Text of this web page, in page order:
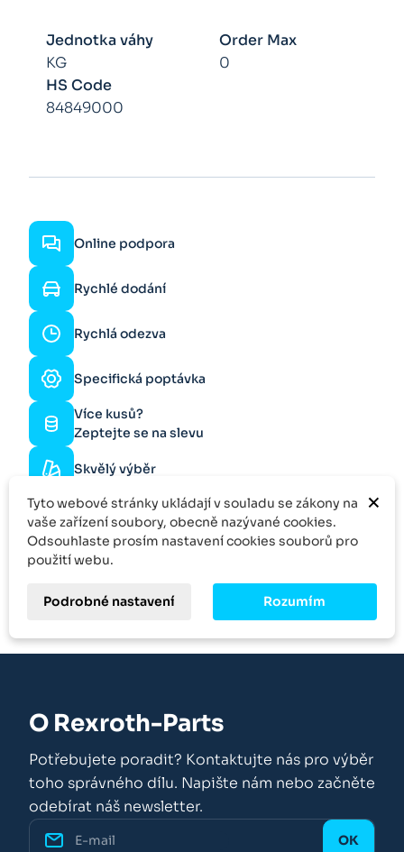
Jednotka váhy
KG
Order Max
0
HS Code
84849000
Online podpora
Rychlé dodání
Rychlá odezva
Specifická poptávka
Více kusů?
Zeptejte se na slevu
Skvělý výběr
Množstevní sleva
Kontakt
O Rexroth-Parts
Potřebujete poradit? Kontaktujte nás pro výběr
toho správného dílu. Napište nám nebo začněte
odebírat náš newsletter.
×
Tyto webové stránky ukládají v souladu se zákony na
vaše zařízení soubory, obecně nazývané cookies.
Odsouhlaste prosím nastavení cookies souborů pro
použití webu.
Podrobné nastavení Rozumím